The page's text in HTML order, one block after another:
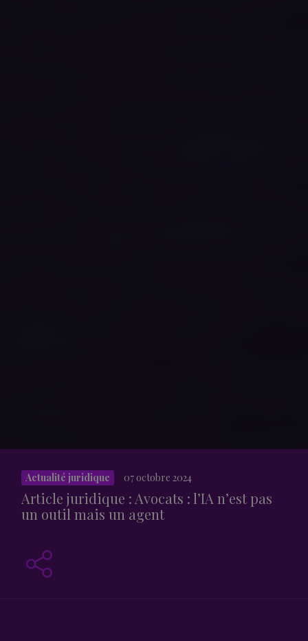
Actualité juridique 07 octobre 2024
Article juridique : Avocats : l’IA n’est pas
un outil mais un agent